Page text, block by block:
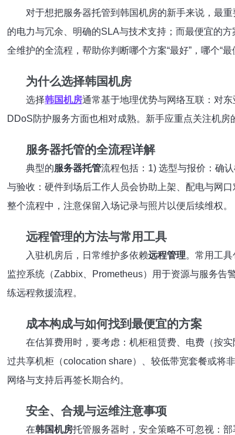
对于想把服务器托管到韩国机房的新手来说，最重
的电力与冗余、明确的SLA与技术支持；而最便宜的
全维护的全流程，帮助你判断哪个方案“最好”，哪个“最
为什么选择韩国机房
选择韩国机房通常基于地理优势与网络互联：对
DDoS防护服务方面也相对成熟。新手应重点关注机
服务器托管的全流程详解
典型的服务器托管流程包括：1) 选型与报价：确
与验收：硬件到场后工作人员会协助上架、配电与网
整个流程中，注意保留入场记录与照片以便后续维权。
远程管理的方法与常用工具
入驻机房后，日常维护多依赖远程管理。常用工
监控系统（Zabbix、Prometheus）用于资源与服务告
练远程救援流程。
成本构成与如何找到最便宜的方案
在估算费用时，要考虑：机柜租赁费、电费（按
过共享机柜（colocation share）、较低带宽套餐或将
网络与支持后再签长期合约。
安全、合规与运维注意事项
在韩国机房托管服务器时，安全策略不可忽视：